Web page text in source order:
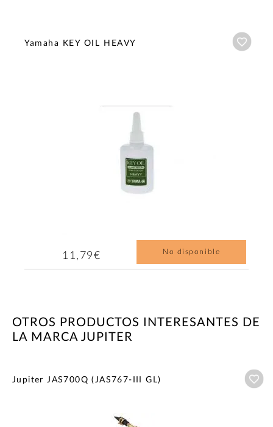
Yamaha KEY OIL HEAVY
11,79€ No disponible
OTROS PRODUCTOS INTERESANTES DE
LA MARCA JUPITER
Jupiter JAS700Q (JAS767-III GL)